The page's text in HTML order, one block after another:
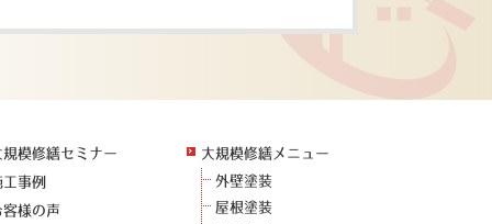
規模修繕セミナー
工事例
客様の声
大規模修繕メニュー
外壁塗装
屋根塗装